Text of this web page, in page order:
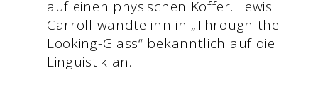
auf einen physischen Koffer. Lewis
Carroll wandte ihn in „Through the
Looking-Glass“ bekanntlich auf die
Linguistik an.